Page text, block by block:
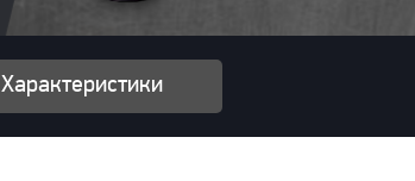
Характеристики